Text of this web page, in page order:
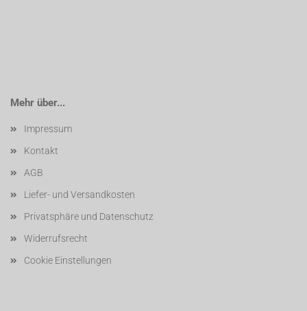
Mehr über...
Impressum
Kontakt
AGB
Liefer- und Versandkosten
Privatsphäre und Datenschutz
Widerrufsrecht
Cookie Einstellungen